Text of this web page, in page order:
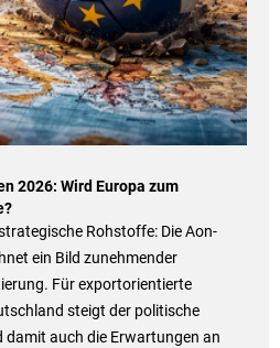
2026: Wird Europa zum
Rohstoffe: Die Aon-
ein Bild zunehmender
Für exportorientierte
steigt der politische
damit auch die Erwartungen an